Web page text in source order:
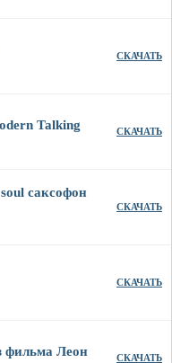
СКАЧАТЬ
Talking СКАЧАТЬ
саксофон
СКАЧАТЬ
СКАЧАТЬ
фильма Леон СКАЧАТЬ